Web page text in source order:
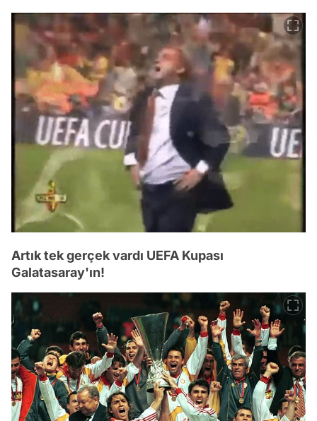
Artık tek gerçek vardı UEFA Kupası
Galatasaray'ın!